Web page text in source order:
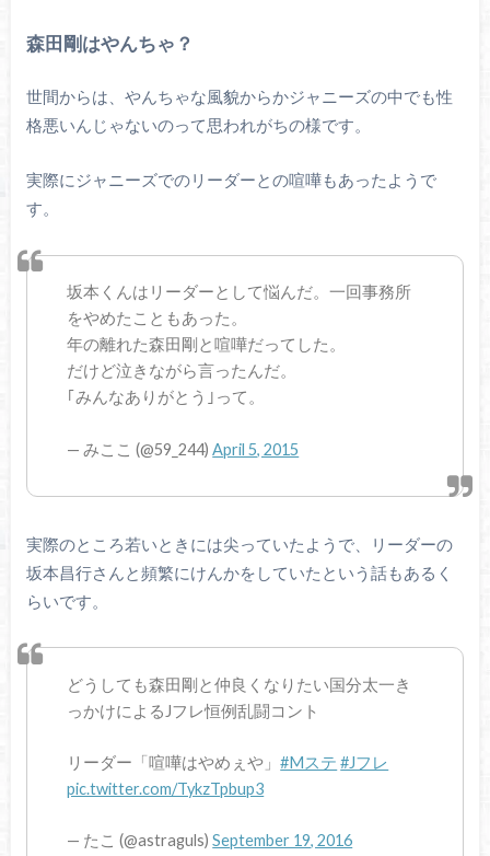
森田剛はやんちゃ？
世間からは、やんちゃな風貌からかジャニーズの中でも性
格悪いんじゃないのって思われがちの様です。
実際にジャニーズでのリーダーとの喧嘩もあったようで
す。
坂本くんはリーダーとして悩んだ。一回事務所
をやめたこともあった。
年の離れた森田剛と喧嘩だってした。
だけど泣きながら言ったんだ。
｢みんなありがとう｣って。
— みここ (@59_244)April 5, 2015
実際のところ若いときには尖っていたようで、リーダーの
坂本昌行さんと頻繁にけんかをしていたという話もあるく
らいです。
どうしても森田剛と仲良くなりたい国分太一き
っかけによるJフレ恒例乱闘コント
リーダー「喧嘩はやめぇや」#Mステ #Jフレ
pic.twitter.com/TykzTpbup3
— たこ (@astraguls)September 19, 2016